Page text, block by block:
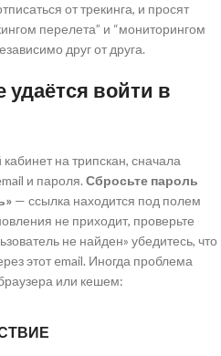
от трекинга, и просят
перелета” и “мониторингом
друг от друга.
удаётся войти в
на трипскан, сначала
и пароля. Сбросьте пароль
— ссылка находится под полем
не приходит, проверьте
не найден» убедитесь, что
этот email. Иногда проблема
или кешем: